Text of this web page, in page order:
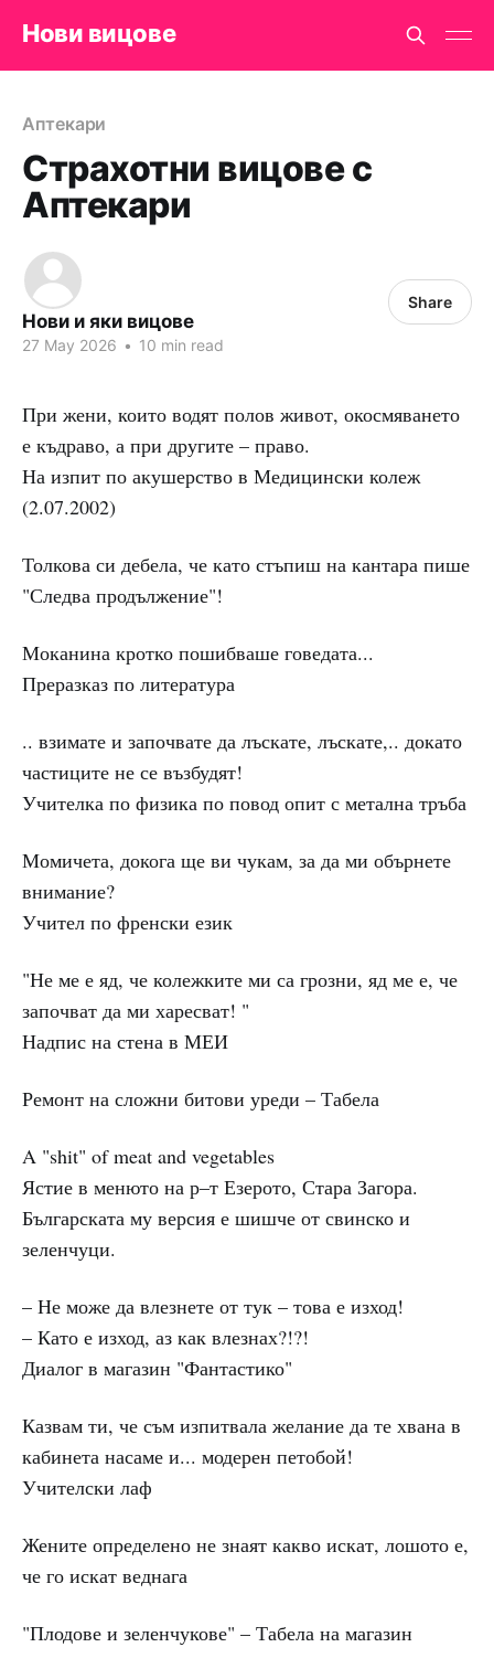
Нови вицове
Аптекари
Страхотни вицове с
Аптекари
Нови и яки вицове
27 May 2026 • 10 min read
Share
При жени, които водят полов живот, окосмяването
е къдраво, а при другите – право.
На изпит по акушерство в Медицински колеж
(2.07.2002)
Толкова си дебела, че като стъпиш на кантара пише
"Следва продължение"!
Моканина кротко пошибваше говедата...
Преразказ по литература
.. взимате и започвате да лъскате, лъскате,.. докато
частиците не се възбудят!
Учителка по физика по повод опит с метална тръба
Момичета, докога ще ви чукам, за да ми обърнете
внимание?
Учител по френски език
"Не ме е яд, че колежките ми са грозни, яд ме е, че
започват да ми харесват! "
Надпис на стена в МЕИ
Ремонт на сложни битови уреди – Табела
A "shit" of meat and vegetables
Ястие в менюто на р–т Езерото, Стара Загора.
Българската му версия е шишче от свинско и
зеленчуци.
– Не може да влезнете от тук – това е изход!
– Като е изход, аз как влезнах?!?!
Диалог в магазин "Фантастико"
Казвам ти, че съм изпитвала желание да те хвана в
кабинета насаме и... модерен петобой!
Учителски лаф
Жените определено не знаят какво искат, лошото е,
че го искат веднага
"Плодове и зеленчукове" – Табела на магазин